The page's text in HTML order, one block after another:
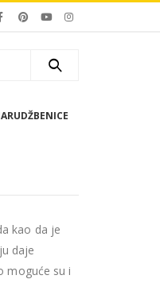
kao da je
daje
moguće su i